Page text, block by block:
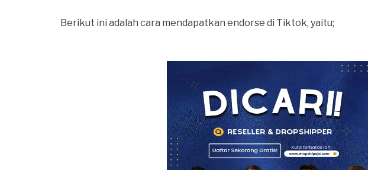
Berikut ini adalah cara mendapatkan endorse di Tiktok, yaitu;